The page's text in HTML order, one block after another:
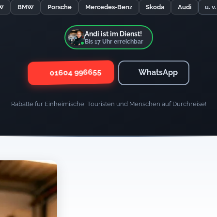
BMW Porsche Mercedes-Benz Skoda Audi u.
Andi ist im Dienst!
Bis 17Uhr erreichbar
01604 996655 WhatsApp
Rabatte für Einheimische, Touristen und Menschen auf Durchreise!